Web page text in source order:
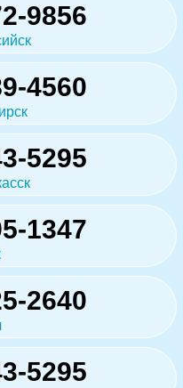
9856
4560
5295
1347
2640
5295